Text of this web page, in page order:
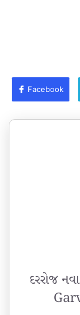
Facebook
દરરોજ